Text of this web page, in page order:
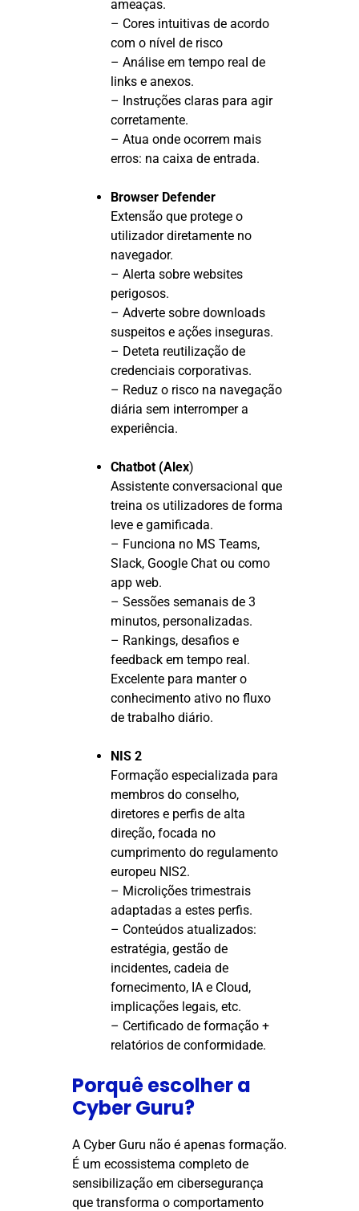
ameaças.
– Cores intuitivas de acordo
com o nível de risco
– Análise em tempo real de
links e anexos.
– Instruções claras para agir
corretamente.
– Atua onde ocorrem mais
erros: na caixa de entrada.
Browser Defender
Extensão que protege o
utilizador diretamente no
navegador.
– Alerta sobre websites
perigosos.
– Adverte sobre downloads
suspeitos e ações inseguras.
– Deteta reutilização de
credenciais corporativas.
– Reduz o risco na navegação
diária sem interromper a
experiência.
Chatbot (Alex)
Assistente conversacional que
treina os utilizadores de forma
leve e gamificada.
– Funciona no MS Teams,
Slack, Google Chat ou como
app web.
– Sessões semanais de 3
minutos, personalizadas.
– Rankings, desafios e
feedback em tempo real.
Excelente para manter o
conhecimento ativo no fluxo
de trabalho diário.
NIS 2
Formação especializada para
membros do conselho,
diretores e perfis de alta
direção, focada no
cumprimento do regulamento
europeu NIS2.
– Microlições trimestrais
adaptadas a estes perfis.
– Conteúdos atualizados:
estratégia, gestão de
incidentes, cadeia de
fornecimento, IA e Cloud,
implicações legais, etc.
– Certificado de formação +
relatórios de conformidade.
Porquê escolher a
Cyber Guru?
A Cyber Guru não é apenas formação.
É um ecossistema completo de
sensibilização em cibersegurança
que transforma o comportamento